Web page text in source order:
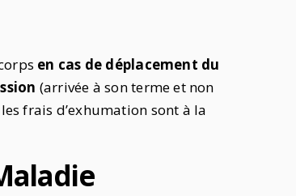
en cas de déplacement du
(arrivée à son terme et non
frais d’exhumation sont à la